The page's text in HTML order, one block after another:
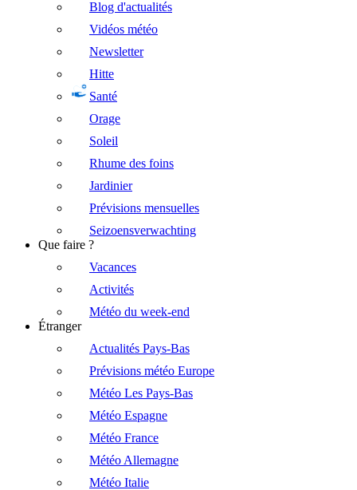
Blog d'actualités
Vidéos météo
Newsletter
Hitte
Santé
Orage
Soleil
Rhume des foins
Jardinier
Prévisions mensuelles
Seizoensverwachting
Que faire ?
Vacances
Activités
Météo du week-end
Étranger
Actualités Pays-Bas
Prévisions météo Europe
Météo Les Pays-Bas
Météo Espagne
Météo France
Météo Allemagne
Météo Italie